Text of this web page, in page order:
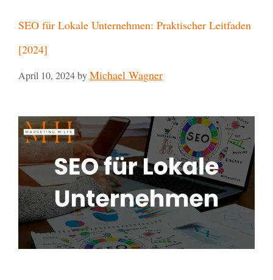
SEO für Lokale Unternehmen: Praktischer Leitfaden
[2024]
April 10, 2024byMichael Wagner